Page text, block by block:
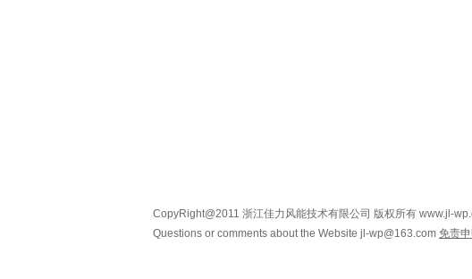
CopyRight@2011 浙江佳力风能技术有限公司 版权所有 www.jl-
Questions or comments about the Website jl-wp@163.com 免责申